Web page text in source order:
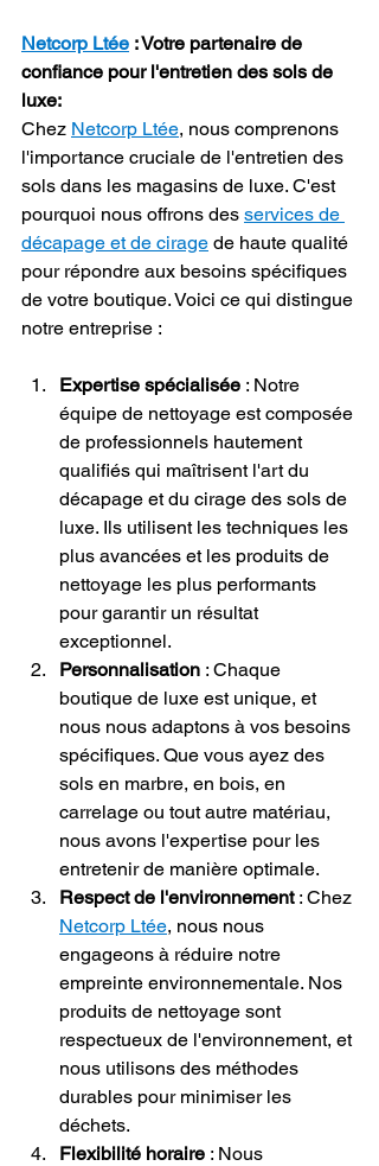
Netcorp Ltée : Votre partenaire de
confiance pour l'entretien des sols de
luxe:
Chez Netcorp Ltée, nous comprenons
l'importance cruciale de l'entretien des
sols dans les magasins de luxe. C'est
pourquoi nous offrons des services de
décapage et de cirage de haute qualité
pour répondre aux besoins spécifiques
de votre boutique. Voici ce qui distingue
notre entreprise :
Expertise spécialisée : Notre
équipe de nettoyage est composée
de professionnels hautement
qualifiés qui maîtrisent l'art du
décapage et du cirage des sols de
luxe. Ils utilisent les techniques les
plus avancées et les produits de
nettoyage les plus performants
pour garantir un résultat
exceptionnel.
Personnalisation : Chaque
boutique de luxe est unique, et
nous nous adaptons à vos besoins
spécifiques. Que vous ayez des
sols en marbre, en bois, en
carrelage ou tout autre matériau,
nous avons l'expertise pour les
entretenir de manière optimale.
Respect de l'environnement : Chez
Netcorp Ltée, nous nous
engageons à réduire notre
empreinte environnementale. Nos
produits de nettoyage sont
respectueux de l'environnement, et
nous utilisons des méthodes
durables pour minimiser les
déchets.
Flexibilité horaire : Nous